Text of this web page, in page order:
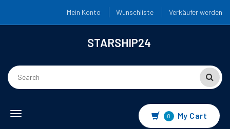
Mein Konto Wunschliste Verkäufer werden
STARSHIP24
Toggle
0 My Cart